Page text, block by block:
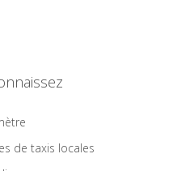
de taxis locales